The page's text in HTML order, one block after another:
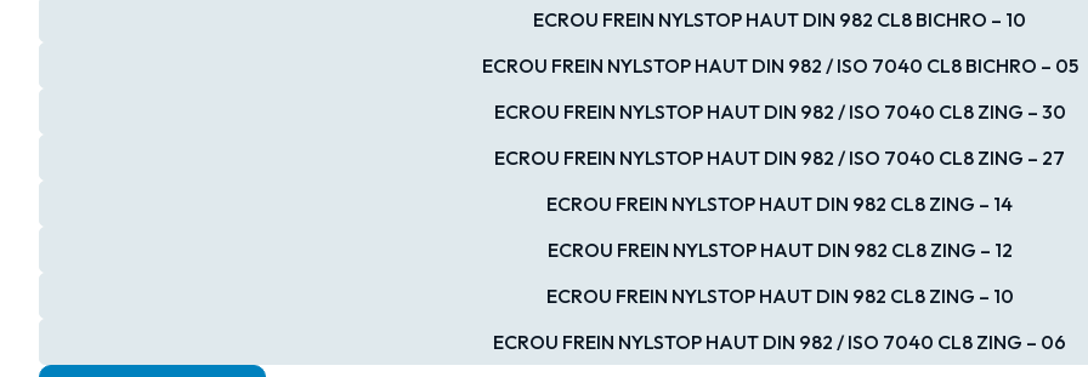
ECROU FREIN NYLSTOP HAUT DIN 982 CL8 BICHRO – 10
ECROU FREIN NYLSTOP HAUT DIN 982 / ISO 7040 CL8 BICHRO – 05
ECROU FREIN NYLSTOP HAUT DIN 982 / ISO 7040 CL8 ZING – 30
ECROU FREIN NYLSTOP HAUT DIN 982 / ISO 7040 CL8 ZING – 27
ECROU FREIN NYLSTOP HAUT DIN 982 CL8 ZING – 14
ECROU FREIN NYLSTOP HAUT DIN 982 CL8 ZING – 12
ECROU FREIN NYLSTOP HAUT DIN 982 CL8 ZING – 10
ECROU FREIN NYLSTOP HAUT DIN 982 / ISO 7040 CL8 ZING – 06